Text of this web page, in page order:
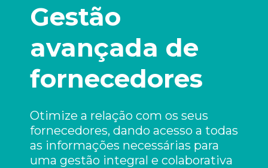
Gestão
avançada de
fornecedores
Otimize a relação com os seus
fornecedores, dando acesso a todas
as informações necessárias para
uma gestão integral e colaborativa